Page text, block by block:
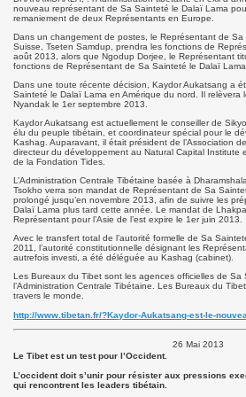
nouveau représentant de Sa Sainteté le Dalaï Lama
remaniement de deux Représentants en Europe.
Dans un changement de postes, le Représentant de
Suisse, Tseten Samdup, prendra les fonctions de
août 2013, alors que Ngodup Dorjee, le Représentant
fonctions de Représentant de Sa Sainteté le Dalaï
Dans une toute récente décision, Kaydor Aukatsang a
Sainteté le Dalaï Lama en Amérique du nord. Il relèvera
Nyandak le 1er septembre 2013.
Kaydor Aukatsang est actuellement le conseiller de
élu du peuple tibétain, et coordinateur spécial pour le
Kashag. Auparavant, il était président de l’Association
directeur du développement au Natural Capital Institute
de la Fondation Tides.
L’Administration Centrale Tibétaine basée à
Tsokho verra son mandat de Représentant de Sa
prolongé jusqu’en novembre 2013, afin de suivre les
Dalaï Lama plus tard cette année. Le mandat de
Représentant pour l’Asie de l’est expire le 1er juin 2013.
Avec le transfert total de l’autorité formelle de Sa
2011, l’autorité constitutionnelle désignant les
autrefois investi, a été déléguée au Kashag (cabinet).
Les Bureaux du Tibet sont les agences officielles de Sa
l’Administration Centrale Tibétaine. Les Bureaux du
travers le monde.
http://www.tibetan.fr/?Kaydor-Aukatsang-est-le-
26 Mai 2013
Le Tibet est un test pour l’Occident.
L’occident doit s’unir pour résister aux pressions
qui rencontrent les leaders tibétain.